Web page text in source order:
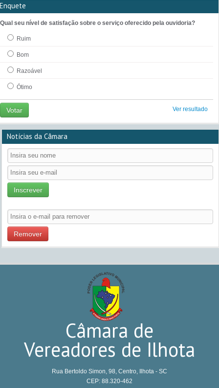
Enquete
Qual seu nível de satisfação sobre o serviço oferecido pela ouvidoria?
Ruim
Bom
Razoável
Ótimo
Votar Ver resultado
Notícias da Câmara
Inscrever
Remover
Câmara de
Vereadores de Ilhota
Rua Bertoldo Simon, 98, Centro, Ilhota - SC
CEP: 88.320-462